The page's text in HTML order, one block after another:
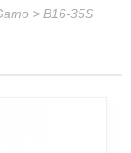
> B16-35S